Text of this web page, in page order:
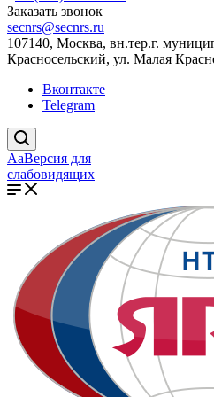
Заказать звонок
secnrs@secnrs.ru
107140, Москва, вн.тер.г.
Красносельский, ул. Малая
Вконтакте
Telegram
AaВерсия для
слабовидящих